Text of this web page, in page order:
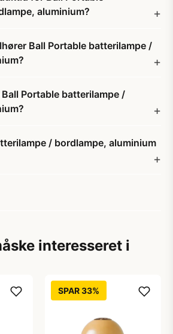
aluminium?
Ball Portable batterilampe /
Portable batterilampe /
/ bordlampe, aluminium
interesseret i
SPAR 33%